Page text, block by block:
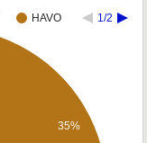
HAVO 1/2
35%